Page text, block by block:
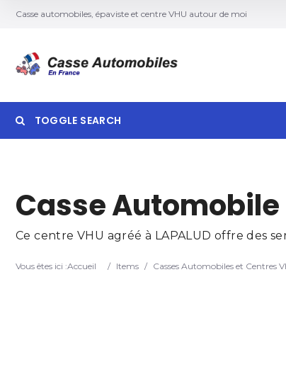
Casse automobiles, épaviste et centre VHU autour de moi
TOGGLE SEARCH
Casse Automobile
Ce centre VHU agréé à LAPALUD offre des
Vous êtes ici :Accueil / Items / Casses Automobiles et Centres